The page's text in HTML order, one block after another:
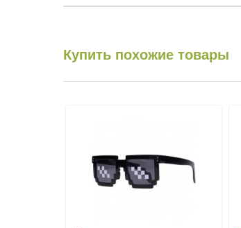
Купить похожие товары